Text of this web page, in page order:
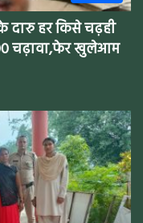
दारु हर किसे चढ़ही
चढ़ावा,फेर खुलेआम